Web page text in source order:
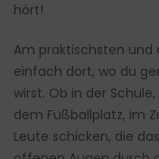
hört!
Am praktischsten und
einfach dort, wo du
wirst. Ob in der
dem Fußballplatz, im
Leute schicken, die